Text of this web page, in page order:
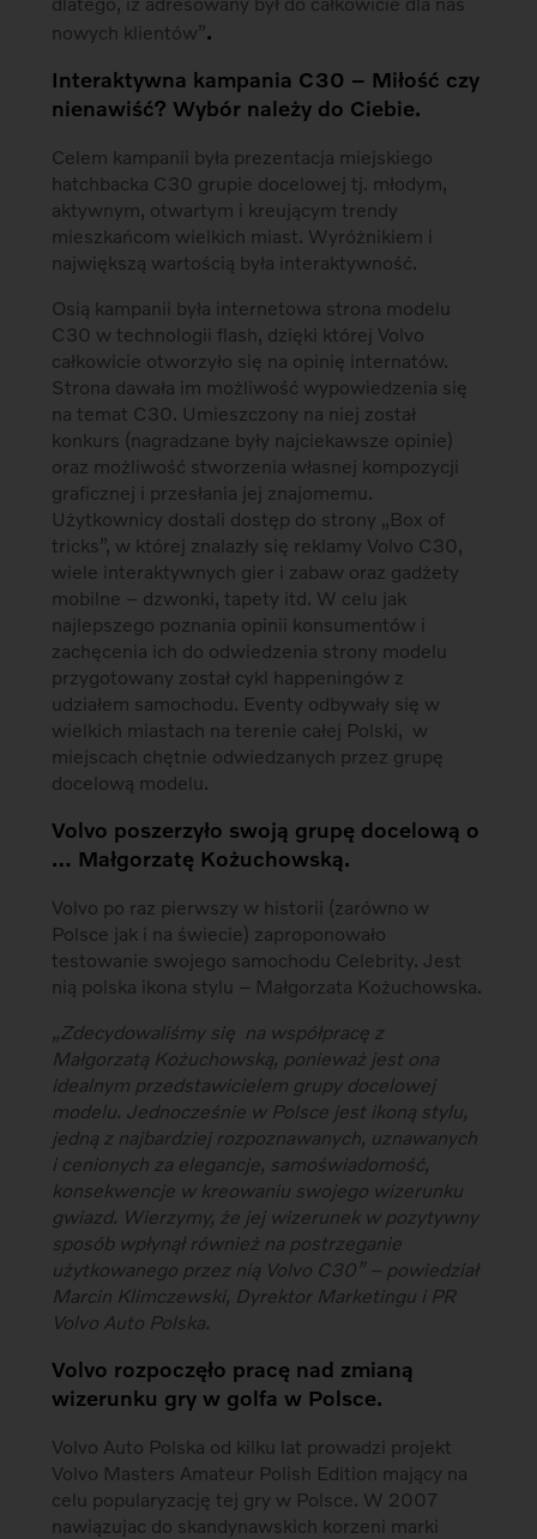
nowych klientów”.
Interaktywna kampania C30 – Miłość czy
nienawiść? Wybór należy do Ciebie.
Celem kampanii była prezentacja miejskiego
hatchbacka C30 grupie docelowej tj. młodym,
aktywnym, otwartym i kreującym trendy
mieszkańcom wielkich miast. Wyróżnikiem i
największą wartością była interaktywność.
Osią kampanii była internetowa strona modelu
C30 w technologii flash, dzięki której Volvo
całkowicie otworzyło się na opinię internatów.
Strona dawała im możliwość wypowiedzenia się
na temat C30. Umieszczony na niej został
konkurs (nagradzane były najciekawsze opinie)
oraz możliwość stworzenia własnej kompozycji
graficznej i przesłania jej znajomemu.
Użytkownicy dostali dostęp do strony „Box of
tricks”, w której znalazły się reklamy Volvo C30,
wiele interaktywnych gier i zabaw oraz gadżety
mobilne – dzwonki, tapety itd. W celu jak
najlepszego poznania opinii konsumentów i
zachęcenia ich do odwiedzenia strony modelu
przygotowany został cykl happeningów z
udziałem samochodu. Eventy odbywały się w
wielkich miastach na terenie całej Polski, w
miejscach chętnie odwiedzanych przez grupę
docelową modelu.
Volvo poszerzyło swoją grupę docelową o
… Małgorzatę Kożuchowską.
Volvo po raz pierwszy w historii (zarówno w
Polsce jak i na świecie) zaproponowało
testowanie swojego samochodu Celebrity. Jest
nią polska ikona stylu – Małgorzata Kożuchowska.
„Zdecydowaliśmy się na współpracę z
Małgorzatą Kożuchowską, ponieważ jest ona
idealnym przedstawicielem grupy docelowej
modelu. Jednocześnie w Polsce jest ikoną stylu,
jedną z najbardziej rozpoznawanych, uznawanych
i cenionych za elegancje, samoświadomość,
konsekwencje w kreowaniu swojego wizerunku
gwiazd. Wierzymy, że jej wizerunek w pozytywny
sposób wpłynął również na postrzeganie
użytkowanego przez nią Volvo C30” – powiedział
Marcin Klimczewski, Dyrektor Marketingu i PR
Volvo Auto Polska.
Volvo rozpoczęło pracę nad zmianą
wizerunku gry w golfa w Polsce.
Volvo Auto Polska od kilku lat prowadzi projekt
Volvo Masters Amateur Polish Edition mający na
celu popularyzację tej gry w Polsce. W 2007
nawiązujac do skandynawskich korzeni marki